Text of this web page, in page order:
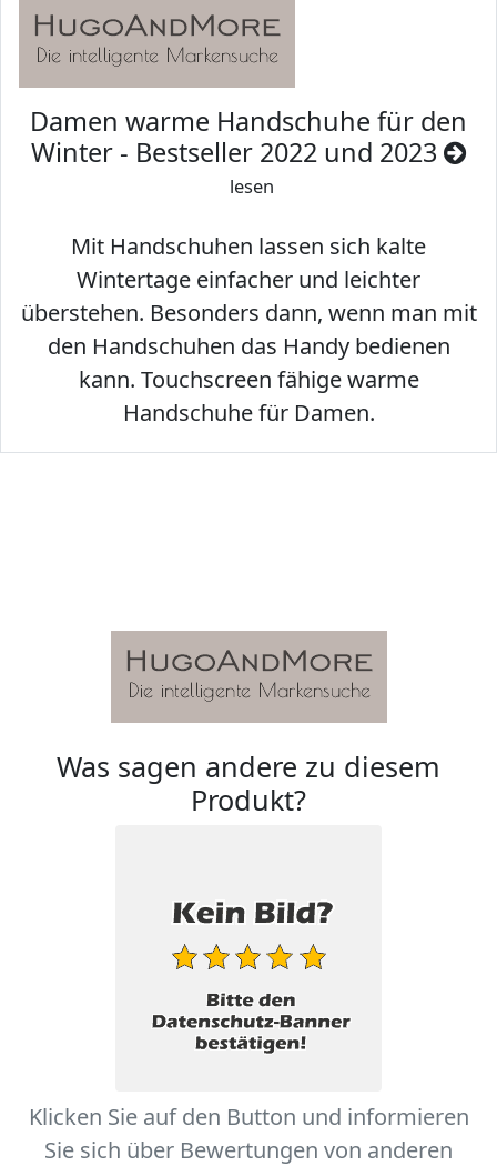
Damen warme Handschuhe für den
Winter - Bestseller 2022 und 2023
lesen
Mit Handschuhen lassen sich kalte
Wintertage einfacher und leichter
überstehen. Besonders dann, wenn man mit
den Handschuhen das Handy bedienen
kann. Touchscreen fähige warme
Handschuhe für Damen.
Was sagen andere zu diesem
Produkt?
Klicken Sie auf den Button und informieren
Sie sich über Bewertungen von anderen